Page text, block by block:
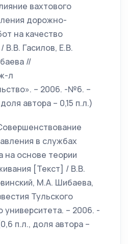
вахтового
дорожно-
на качество
В.В. Гасилов, Е.В.
//
л
– 2006. -№6. –
автора – 0,15 п.л.)
в службах
на основе теории
[Текст] / В.В.
М.А. Шибаева,
Тульского
университета. – 2006. -
п.л., доля автора –